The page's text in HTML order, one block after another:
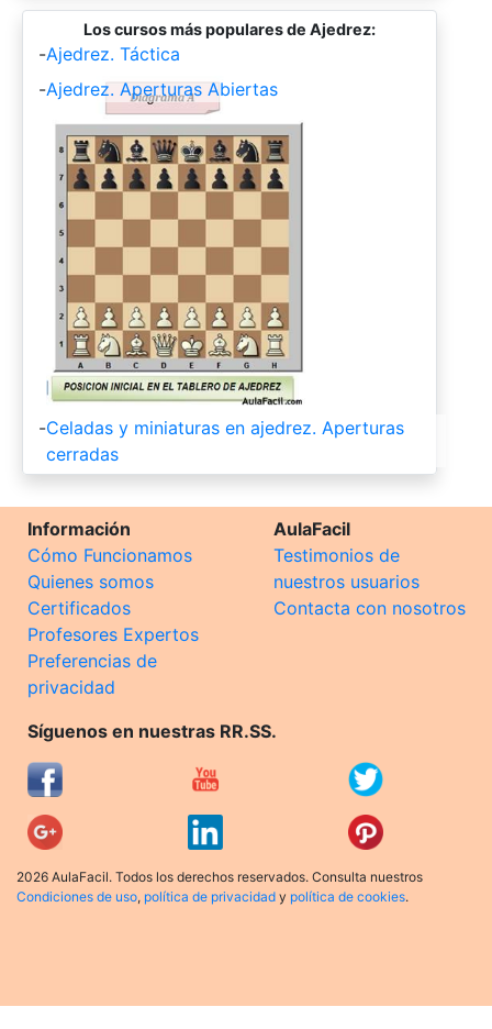
Los cursos más populares de Ajedrez:
-Ajedrez. Táctica
-Ajedrez. Aperturas Abiertas
-Celadas y miniaturas en ajedrez. Aperturas
cerradas
Información
Cómo Funcionamos
Quienes somos
Certificados
Profesores Expertos
Preferencias de
privacidad
AulaFacil
Testimonios de
nuestros usuarios
Contacta con nosotros
Síguenos en nuestras RR.SS.
2026 AulaFacil. Todos los derechos reservados. Consulta nuestros
Condiciones de uso, política de privacidad y política de cookies.